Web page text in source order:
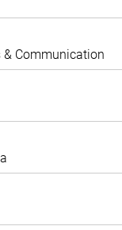
Communication